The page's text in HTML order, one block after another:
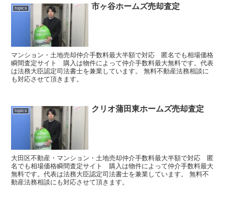
topics 市ヶ谷ホームズ売却査定
マンション・土地売却仲介手数料最大半額で対応 匿名でも相場価格
瞬間査定サイト 購入は物件によって仲介手数料最大無料です。代表
は法務大臣認定司法書士を兼業しています。 無料不動産法務相談に
も対応させて頂きます。
topics クリオ蒲田東ホームズ売却査定
大田区不動産・マンション・土地売却仲介手数料最大半額で対応 匿
名でも相場価格瞬間査定サイト 購入は物件によって仲介手数料最大
無料です。代表は法務大臣認定司法書士を兼業しています。 無料不
動産法務相談にも対応させて頂きます。